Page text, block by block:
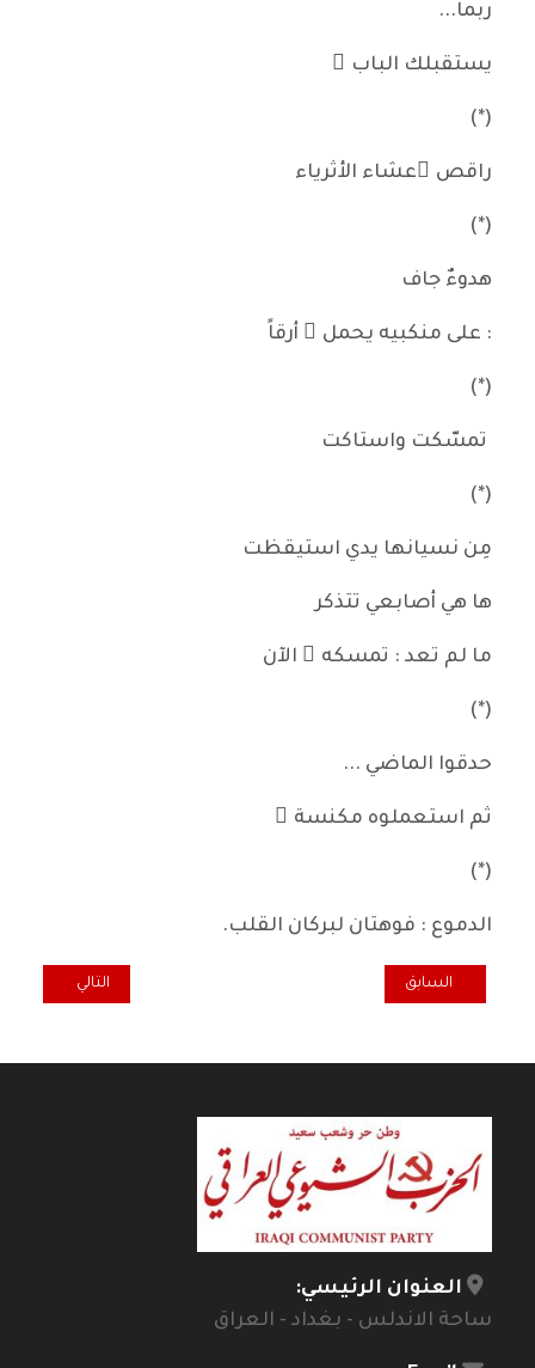
ربما...
يستقبلك الباب ُ
(*)
راقص ٌعشاء الأثرياء
(*)
هدوءٌ جاف
: على منكبيه يحمل ُ أرقاً
(*)
تمسّكت واستاكت
(*)
مِن نسيانها يدي استيقظت
ها هي أصابعي تتذكر
ما لم تعد : تمسكه ُ الآن
(*)
حدقوا الماضي ...
ثم استعملوه مكنسة ً
(*)
الدموع : فوهتان لبركان القلب.
المقال السابق: بيروت الأغنية الخالدة
السابق المقال التالي:
التالي
العنوان الرئيسي:
ساحة الاندلس - بغداد - العراق